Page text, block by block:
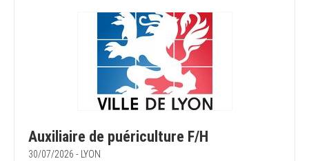
Auxiliaire de puériculture F/H
30/07/2026 - LYON